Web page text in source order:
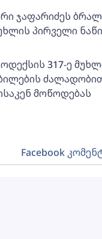
ჯაფარიძეს
პირველი
317-ე
მოწოდებას
Facebook